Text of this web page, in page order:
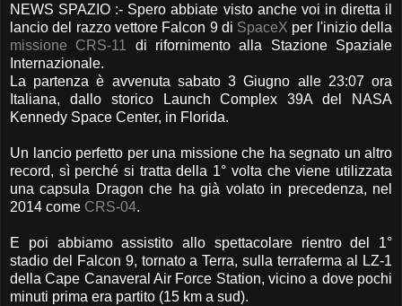
NEWS SPAZIO :- Spero abbiate visto anche voi in diretta il
lancio del razzo vettore Falcon 9 di SpaceX per l'inizio della
missione CRS-11
di rifornimento alla Stazione Spaziale
Internazionale.
La partenza è avvenuta sabato 3 Giugno alle 23:07 ora
Italiana, dallo storico Launch Complex 39A del NASA
Kennedy Space Center, in Florida.
Un lancio perfetto per una missione che ha segnato un altro
record, sì perché si tratta della 1° volta che viene utilizzata
una capsula Dragon che ha già volato in precedenza, nel
2014 come CRS-04.
E poi abbiamo assistito allo spettacolare rientro del 1°
stadio del Falcon 9, tornato a Terra, sulla terraferma al LZ-1
della Cape Canaveral Air Force Station, vicino a dove pochi
minuti prima era partito (15 km a sud).